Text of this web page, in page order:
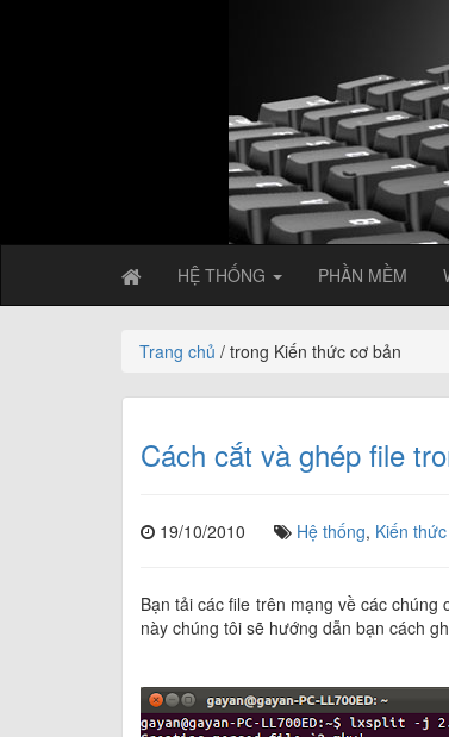
HỆ THỐNG PHẦN MỀM
Trang chủ / trong Kiến thức cơ bản
Cách cắt và ghép file
19/10/2010 Hệ thống, Kiến
Bạn tải các file trên mạng về các
này chúng tôi sẽ hướng dẫn bạn cách